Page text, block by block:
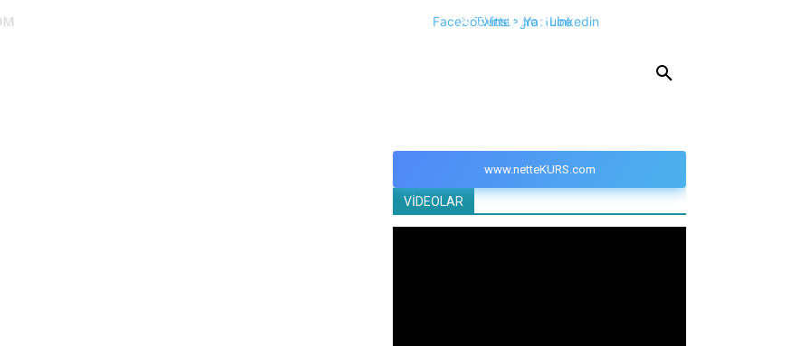
FacebookTwitter
InstagramYoutubeLinkedin
www.netteKURS.com
VİDEOLAR